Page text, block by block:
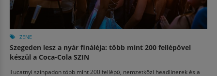
ZENE
Szegeden lesz a nyár fináléja: több mint 200 fellépővel
készül a Coca-Cola SZIN
Tucatnyi színpadon több mint 200 fellépő, nemzetközi headlinerek és a